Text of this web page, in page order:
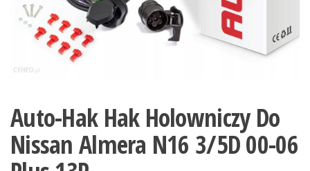
Auto-Hak Hak Holowniczy Do
Nissan Almera N16 3/5D 00-06